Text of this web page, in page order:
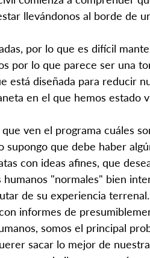
llevándonos al borde de
por lo que es difícil
por lo que parece ser una
está diseñada para reducir
en el que hemos estado
ven el programa cuáles
que debe haber
con ideas afines, que
"normales" bien
de su experiencia terrenal.
informes de
somos el principal
sacar lo mejor de